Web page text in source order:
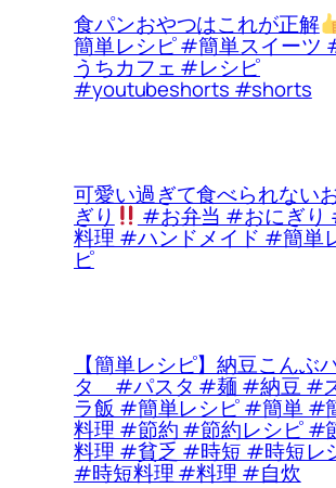
食パンおやつはこれが正解
簡単レシピ #簡単スイーツ
うちカフェ #レシピ
#youtubeshorts #shorts
可愛い過ぎて食べられない
ぎり #お弁当 #おにぎり
料理 #ハンドメイド #簡単
ピ
【簡単レシピ】納豆こんぶ
タ #パスタ #麺 #納豆 #
ラ飯 #簡単レシピ #簡単 #
料理 #節約 #節約レシピ #
料理 #貧乏 #時短 #時短レ
#時短料理 #料理 #自炊